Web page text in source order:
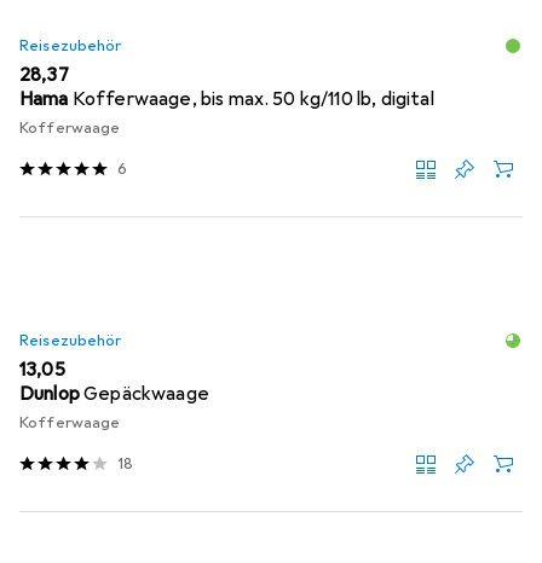
Reisezubehör
EUR
28,37
Hama Kofferwaage, bis max. 50 kg/110 lb, digital
Kofferwaage
6
Reisezubehör
EUR
13,05
DunlopGepäckwaage
Kofferwaage
18